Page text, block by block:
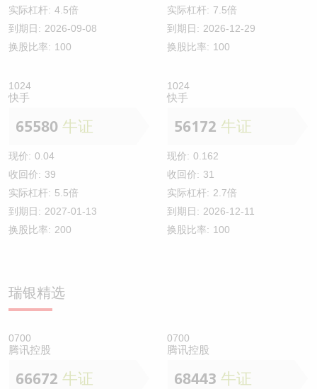
实际杠杆: 4.5倍
到期日: 2026-09-08
换股比率: 100
实际杠杆: 7.5倍
到期日: 2026-12-29
换股比率: 100
1024
快手
65580 牛证
现价: 0.04
收回价: 39
实际杠杆: 5.5倍
到期日: 2027-01-13
换股比率: 200
1024
快手
56172 牛证
现价: 0.162
收回价: 31
实际杠杆: 2.7倍
到期日: 2026-12-11
换股比率: 100
瑞银精选
0700
腾讯控股
66672 牛证
0700
腾讯控股
68443 牛证